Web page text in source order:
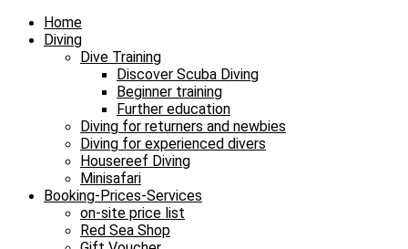
Home
Diving
Dive Training
Discover Scuba Diving
Beginner training
Further education
Diving for returners and newbies
Diving for experienced divers
Housereef Diving
Minisafari
Booking-Prices-Services
on-site price list
Red Sea Shop